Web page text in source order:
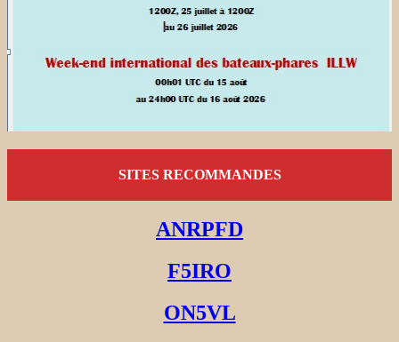
SITES RECOMMANDES
ANRPFD
F5IRO
ON5VL